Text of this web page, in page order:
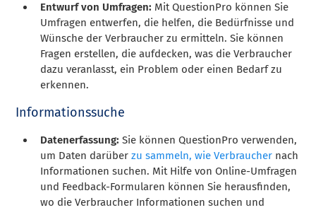
Entwurf von Umfragen: Mit QuestionPro können Sie
Umfragen entwerfen, die helfen, die Bedürfnisse und
Wünsche der Verbraucher zu ermitteln. Sie können
Fragen erstellen, die aufdecken, was die Verbraucher
dazu veranlasst, ein Problem oder einen Bedarf zu
erkennen.
Informationssuche
Datenerfassung:Sie können QuestionPro verwenden,
um Daten darüberzu sammeln, wie Verbraucher nach
Informationen suchen. Mit Hilfe von Online-Umfragen
und Feedback-Formularen können Sie herausfinden,
wo die Verbraucher Informationen suchen und